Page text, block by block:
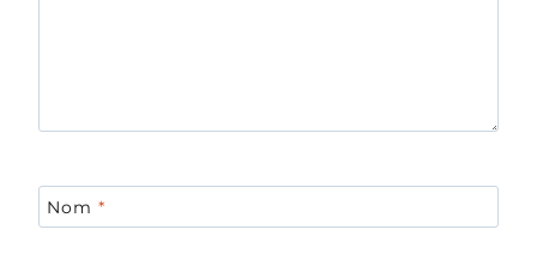
Nom *